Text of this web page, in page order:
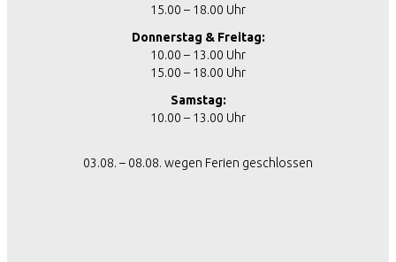
15.00 – 18.00 Uhr
Donnerstag & Freitag:
10.00 – 13.00 Uhr
15.00 – 18.00 Uhr
Samstag:
10.00 – 13.00 Uhr
03.08. – 08.08. wegen Ferien geschlossen